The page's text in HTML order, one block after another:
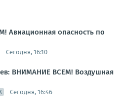
Авиационная опасность по
Сегодня, 16:10
ВНИМАНИЕ ВСЕМ! Воздушная
Сегодня, 16:46